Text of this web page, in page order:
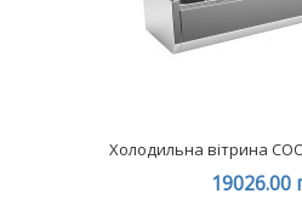
Холодильна вітрина
19026.00